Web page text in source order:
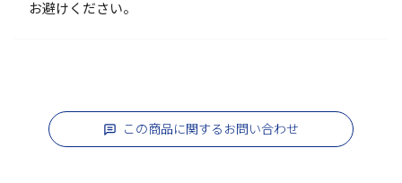
お避けください。
この商品に関するお問い合わせ